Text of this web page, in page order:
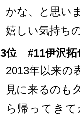
かな、と思い
嬉しい気持ち
3位 #11伊沢拓
2013年以来の
見に来るのも
ら帰ってき